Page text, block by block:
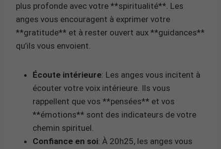
plus profonde avec votre **spiritualité**. Les
anges vous encouragent à exprimer votre
**gratitude** et à rester ouvert aux **guidances**
qu’ils vous envoient.
Écoute intérieure: Les anges vous incitent à
écouter votre voix intérieure. Ils vous
rappellent que vos **pensées** et vos
**émotions** sont des indicateurs de votre
chemin spirituel.
Confiance en soi: À 20h25, les anges vous